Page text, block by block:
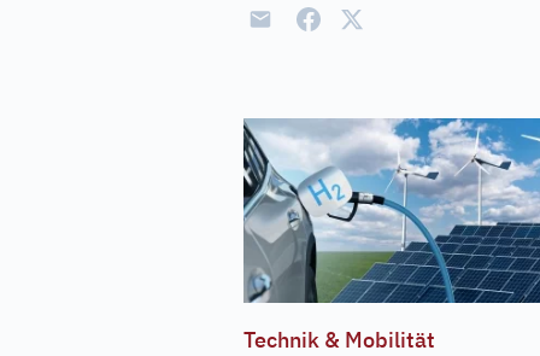
Technik & Mobilität